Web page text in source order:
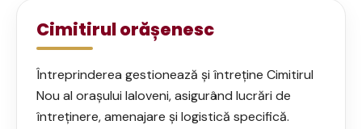
Cimitirul orășenesc
Întreprinderea gestionează și întreține Cimitirul
Nou al orașului Ialoveni, asigurând lucrări de
întreținere, amenajare și logistică specifică.